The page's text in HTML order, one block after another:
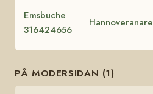
Emsbuche
316424656
Hannoveranare
PÅ MODERSIDAN (1)